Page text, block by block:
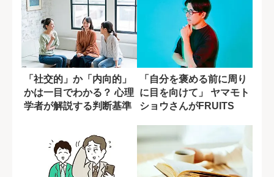
「社交的」か「内向的」
かは一目でわかる？ 心理
学者が解説する判断基準
「自分を褒める前に周り
に目を向けて」 ヤマモト
ショウさんがFRUITS